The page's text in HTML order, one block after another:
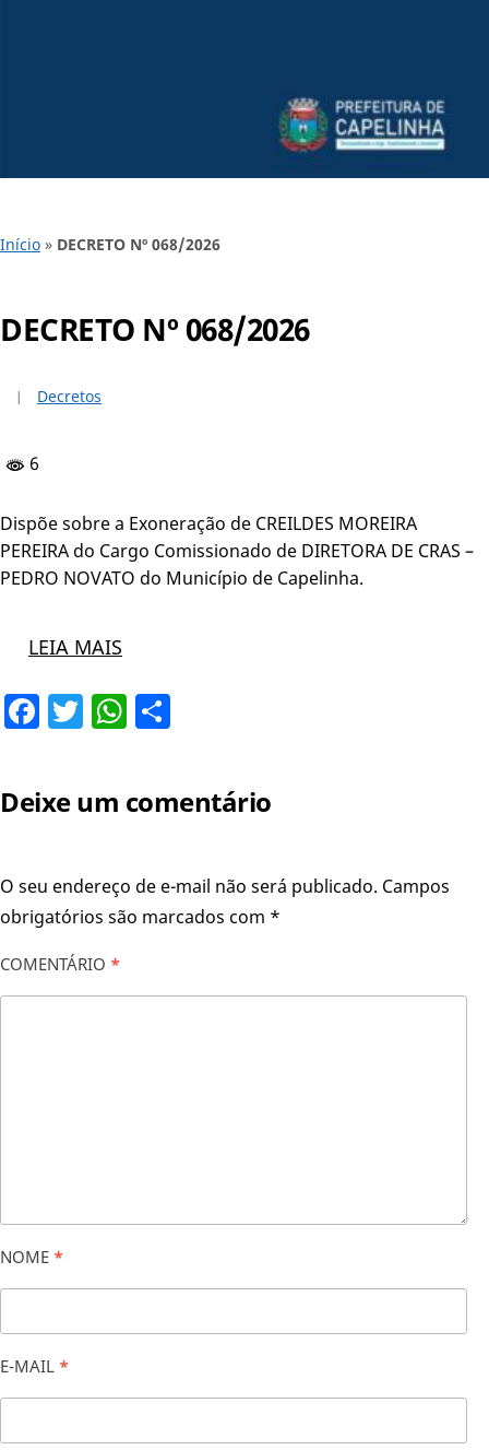
Início » DECRETO Nº 068/2026
DECRETO Nº 068/2026
Decretos
6
Dispõe sobre a Exoneração de CREILDES MOREIRA
PEREIRA do Cargo Comissionado de DIRETORA DE CRAS –
PEDRO NOVATO do Município de Capelinha.
LEIA MAIS
Facebook
TwitterWhatsApp
Deixe um comentário
O seu endereço de e-mail não será publicado. Campos
obrigatórios são marcados com *
COMENTÁRIO *
NOME *
E-MAIL *